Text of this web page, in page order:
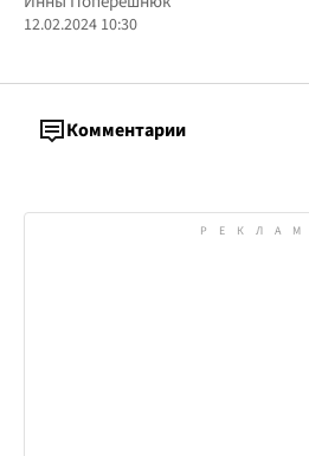
неизменной традицией
12.02.2024 10:30
Комментарии